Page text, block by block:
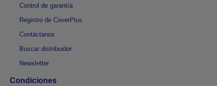
Control de garantía
Registro de CoverPlus
Contáctanos
Buscar distribuidor
Newsletter
Condiciones